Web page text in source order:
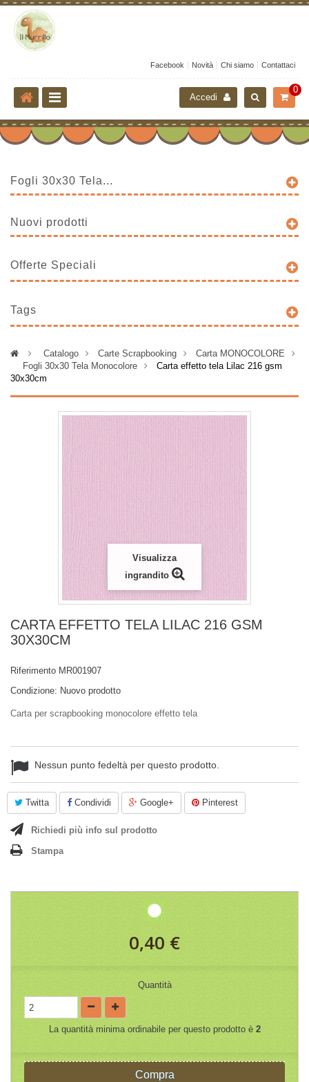
Facebook Novità Chi siamo Contattaci
0
Accedi
Fogli 30x30 Tela...
Nuovi prodotti
Offerte Speciali
Tags
> Catalogo > Carte Scrapbooking >
Carta MONOCOLORE
Fogli 30x30 Tela Monocolore >
Carta effetto tela Lilac 216 gsm
30x30cm
Visualizza
ingrandito
CARTA EFFETTO TELA LILAC 216 GSM
30X30CM
Riferimento MR001907
Condizione: Nuovo prodotto
Carta per scrapbooking monocolore effetto tela
Nessun punto fedeltà per questo prodotto.
Twitta Condividi Google+ Pinterest
Richiedi più info sul prodotto
Stampa
0,40 €
Quantità
La quantità minima ordinabile per questo prodotto è 2
Compra